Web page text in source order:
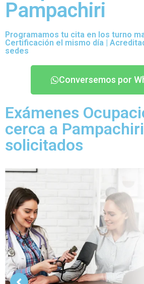
Pampachiri
Programamos tu cita en los turno
Certificación el mismo día |
sedes
Conversemos por
Exámenes
cerca a
solicitados